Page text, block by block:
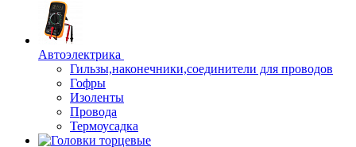
Автоэлектрика
Гильзы,наконечники,соединители для проводов
Гофры
Изоленты
Провода
Термоусадка